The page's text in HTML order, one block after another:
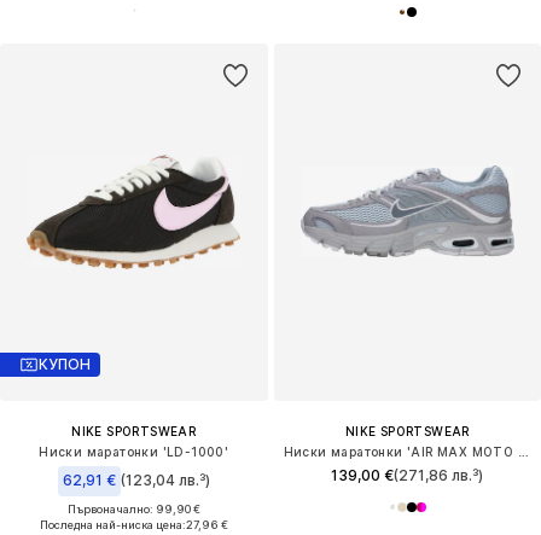
КУПОН
NIKE SPORTSWEAR
Ниски маратонки 'LD-1000'
62,91 € (123,04 лв.³)
Първоначално: 99,90 €
Последна най-ниска цена:27,96 €
NIKE SPORTSWEAR
139,00 €(271,86 лв.³)